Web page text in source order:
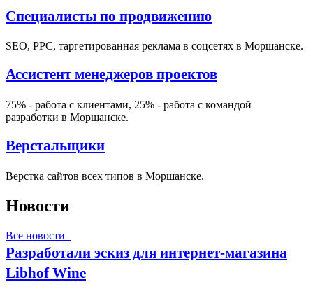
Специалисты по продвижению
SEO, PPC, таргетированная реклама в соцсетях в Моршанске.
Ассистент менеджеров проектов
75% - работа с клиентами, 25% - работа с командой
разработки в Моршанске.
Верстальщики
Верстка сайтов всех типов в Моршанске.
Новости
Все новости
Разработали эскиз для интернет-магазина
Libhof Wine